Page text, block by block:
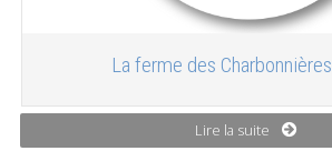
La ferme des Charbonnières
Lire la suite